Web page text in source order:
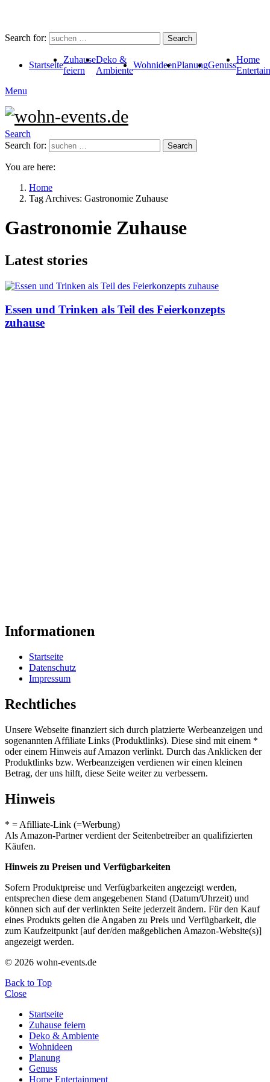
Search for: Search
Startseite
Zuhause
feiern
Deko &
Ambiente
WohnideenPlanungGenuss
Home
Menu
Search
Search for:
Search
You are here:
Home
Tag Archives: Gastronomie Zuhause
Gastronomie Zuhause
Latest stories
Essen und Trinken als Teil des Feierkonzepts
zuhause
Informationen
Startseite
Datenschutz
Impressum
Rechtliches
Unsere Webseite finanziert sich durch platzierte Werbeanzeigen und
sogenannten Affiliate Links (Produktlinks). Diese sind mit einem *
oder einem Hinweis auf Amazon verlinkt. Durch das Anklicken der
Produktlinks bzw. Werbeanzeigen verdienen wir einen kleinen
Betrag, der uns hilft, diese Seite weiter zu verbessern.
Hinweis
* = Afilliate-Link (=Werbung)
Als Amazon-Partner verdient der Seitenbetreiber an qualifizierten
Käufen.
Hinweis zu Preisen und Verfügbarkeiten
Sofern Produktpreise und Verfügbarkeiten angezeigt werden,
entsprechen diese dem angegebenen Stand (Datum/Uhrzeit) und
können sich auf der verlinkten Seite jederzeit ändern. Für den Kauf
eines Produkts gelten die Angaben zu Preis und Verfügbarkeit, die
zum Kaufzeitpunkt [auf der/den maßgeblichen Amazon-Website(s)]
angezeigt werden.
© 2026 wohn-events.de
Back to Top
Close
Startseite
Zuhause feiern
Deko & Ambiente
Wohnideen
Planung
Genuss
Home Entertainment